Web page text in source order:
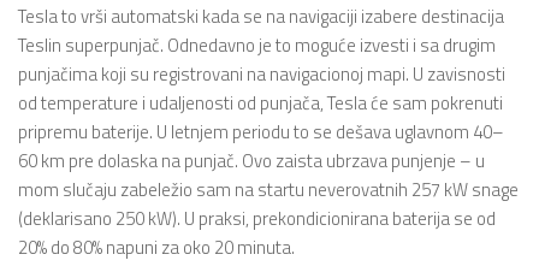
Tesla to vrši automatski kada se na navigaciji izabere destinacija
Teslin superpunjač. Odnedavno je to moguće izvesti i sa drugim
punjačima koji su registrovani na navigacionoj mapi. U zavisnosti
od temperature i udaljenosti od punjača, Tesla će sam pokrenuti
pripremu baterije. U letnjem periodu to se dešava uglavnom 40–
60 km pre dolaska na punjač. Ovo zaista ubrzava punjenje – u
mom slučaju zabeležio sam na startu neverovatnih 257 kW snage
(deklarisano 250 kW). U praksi, prekondicionirana baterija se od
20% do 80% napuni za oko 20 minuta.